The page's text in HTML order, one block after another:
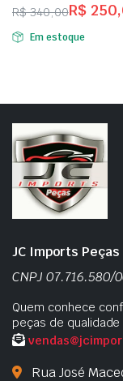
R$340,00
O
preço
R$ 340,00.
R$
O
preço
R$ 250,00.
Em estoque
JC Imports Peças
CNPJ 07.716.580/
Quem conhece
peças de
Rua José